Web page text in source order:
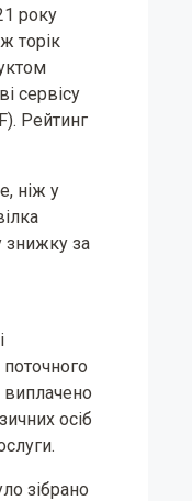
року
торік
сервісу
Рейтинг
ніж у
знижку за
виплачено
осіб
зібрано